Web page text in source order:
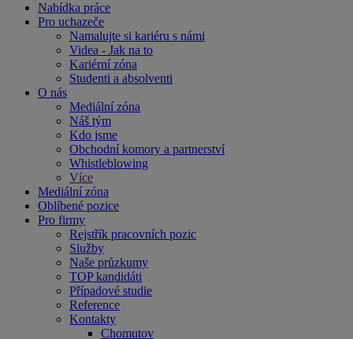
Nabídka práce
Pro uchazeče
Namalujte si kariéru s námi
Videa - Jak na to
Kariérní zóna
Studenti a absolventi
O nás
Mediální zóna
Náš tým
Kdo jsme
Obchodní komory a partnerství
Whistleblowing
Více
Mediální zóna
Oblíbené pozice
Pro firmy
Rejstřík pracovních pozic
Služby
Naše průzkumy
TOP kandidáti
Případové studie
Reference
Kontakty
Chomutov